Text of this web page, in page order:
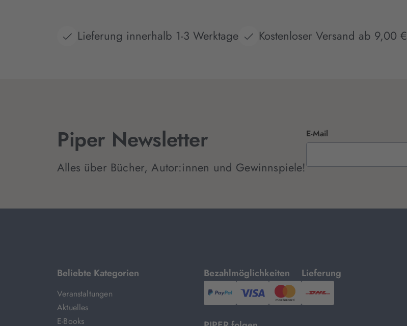
in
Höxter
Lieferung innerhalb 1-3 Werktage Kostenloser Versand ab 9,00 €
Piper Newsletter
Alles über Bücher, Autor:innen und Gewinnspiele!
E-Mail
Beliebte Kategorien
Veranstaltungen
Aktuelles
E-Books
Bezahlmöglichkeiten
mit
PayPal,Visa
und
Lieferung
mit
DHL.